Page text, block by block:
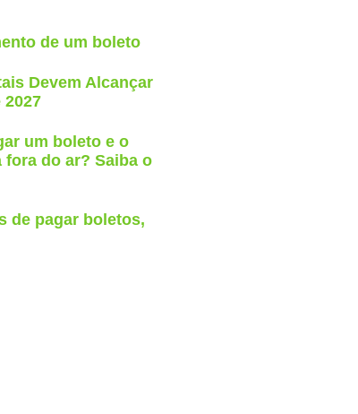
de um boleto
Devem Alcançar
2027
um boleto e o
do ar? Saiba o
de pagar boletos,